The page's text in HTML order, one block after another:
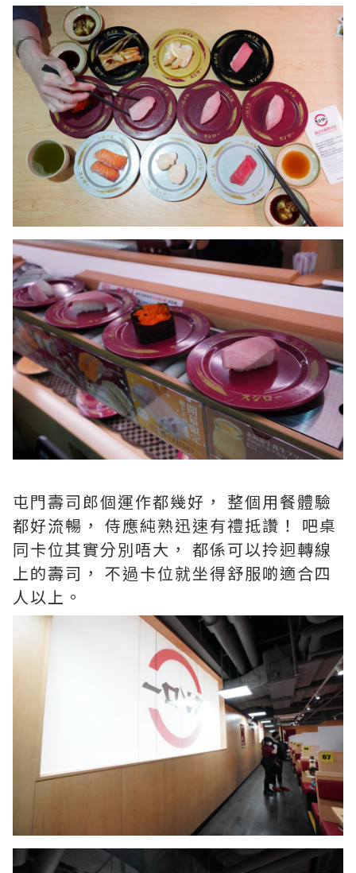
屯門壽司郎個運作都幾好， 整個用餐體驗
都好流暢， 侍應純熟迅速有禮抵讚！ 吧桌
同卡位其實分別唔大， 都係可以拎迥轉線
上的壽司， 不過卡位就坐得舒服啲適合四
人以上。